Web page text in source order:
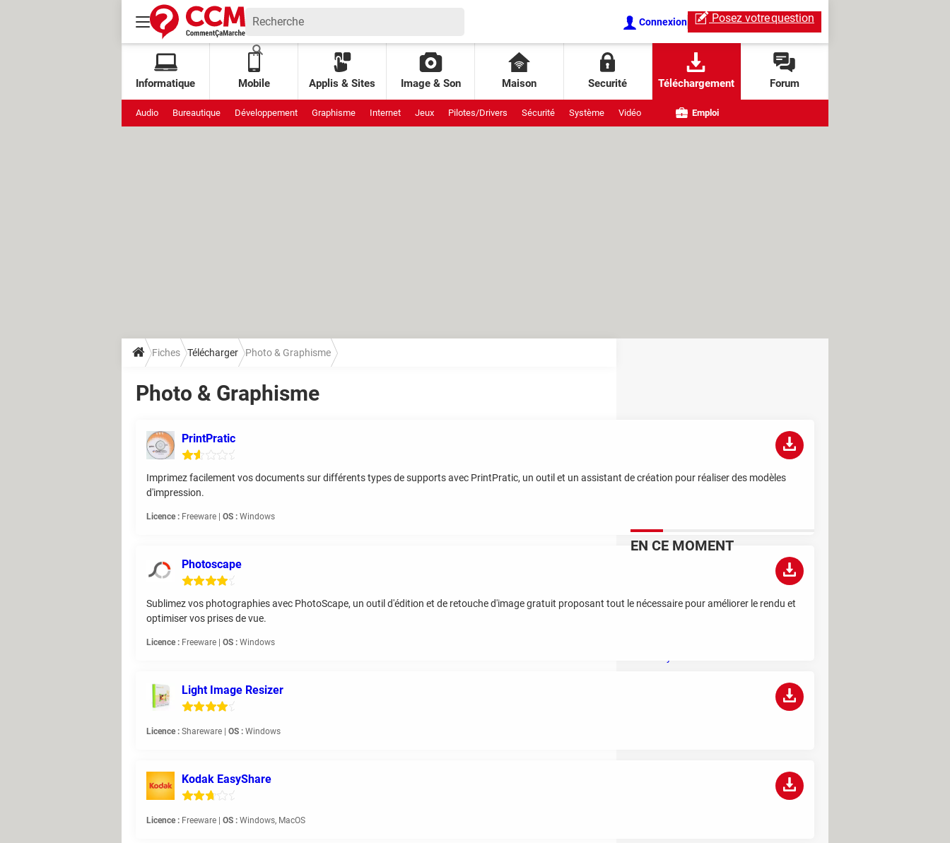
Connexion Posez votrequestion
Informatique Mobile Applis & Sites Image & Son Maison Securité Téléchargement Forum
Audio Bureautique Développement Graphisme Internet Jeux Pilotes/Drivers Sécurité Système Vidéo Emploi
Fiches Télécharger Photo & Graphisme
Photo & Graphisme
PrintPratic
Imprimez facilement vos documents sur différents types de supports avec PrintPratic, un outil et un assistant de création pour réaliser des modèles
d'impression.
Licence : Freeware | OS : Windows
Photoscape
Sublimez vos photographies avec PhotoScape, un outil d'édition et de retouche d'image gratuit proposant tout le nécessaire pour améliorer le rendu et
optimiser vos prises de vue.
Licence : Freeware | OS : Windows
Light Image Resizer
Licence : Shareware | OS : Windows
Kodak EasyShare
Licence : Freeware | OS : Windows, MacOS
EN CE MOMENT
C'est la nouvelle technique des escrocs
compte bancaire
vous utilisez de l'eau chez vous cet été